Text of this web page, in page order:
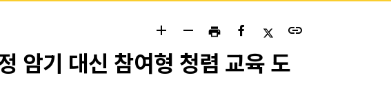
add remove print link
암기 대신 참여형 청렴 교육 도